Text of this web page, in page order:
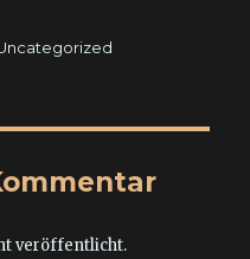
veröffentlicht.